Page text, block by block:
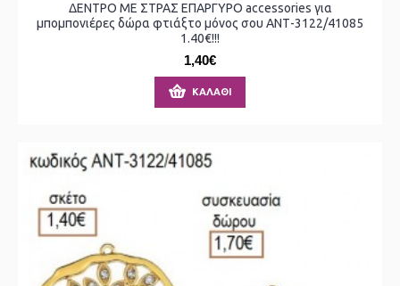
ΔΕΝΤΡΟ ΜΕ ΣΤΡΑΣ ΕΠΑΡΓΥΡΟ accessories για
μπομπονιέρες δώρα φτιάξτο μόνος σου ΑΝΤ-3122/41085
1.40€!!!
1,40€
ΚΑΛΆΘΙ